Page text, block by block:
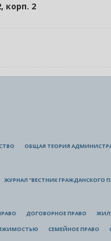
корп. 2
ОБЩАЯ ТЕОРИЯ
ЖУРНАЛ "ВЕСТНИК ГРАЖДАНСКОГО
ДОГОВОРНОЕ ПРАВО
СЕМЕЙНОЕ ПРАВО